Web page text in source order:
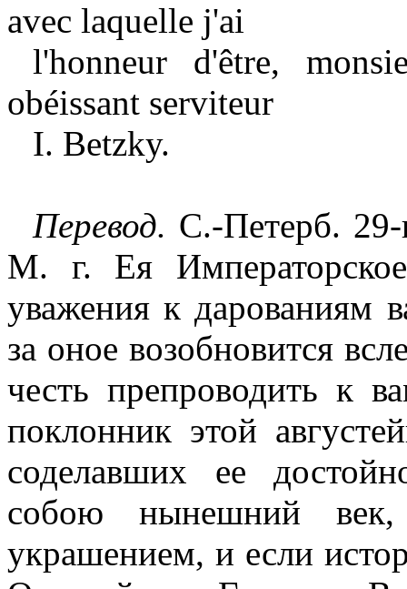
avec laquelle j'ai
l'honneur d'être,
obéissant serviteur
I. Betzky.
Перевод. С.-Петерб. 29-
М. г. Ея Императорское
уважения к дарованиям
за оное возобновится
честь препроводить к
поклонник этой
соделавших ее
собою нынешний
украшением, и если